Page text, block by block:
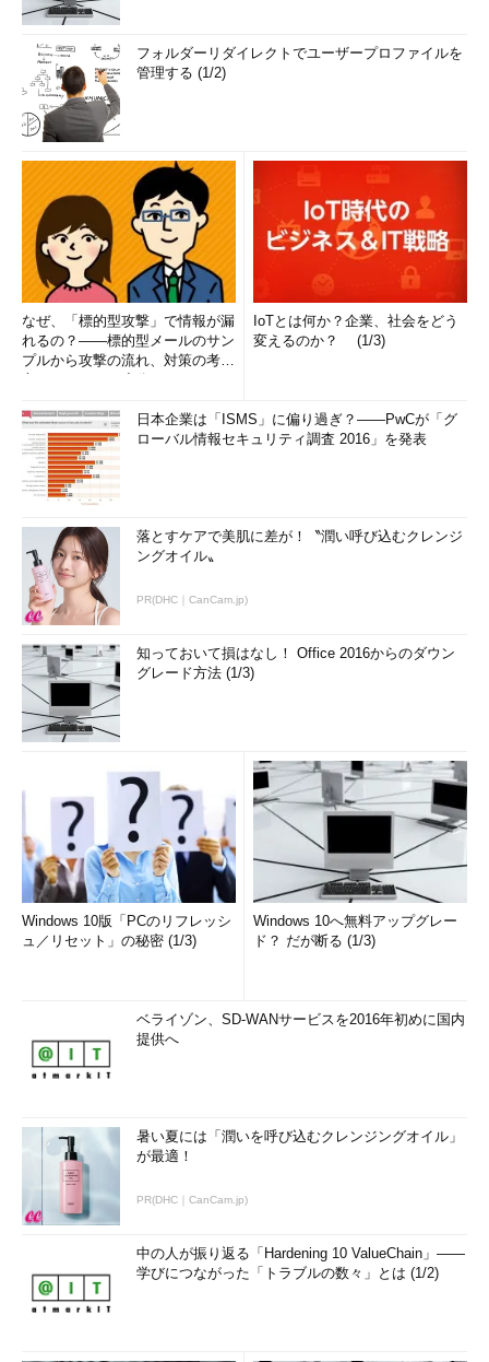
フォルダーリダイレクトでユーザープロファイルを
管理する (1/2)
なぜ、「標的型攻撃」で情報が漏
れるの？――標的型メールのサン
プルから攻撃の流れ、対策の考え
IoTとは何か？企業、社会をどう
変えるのか？ (1/3)
日本企業は「ISMS」に偏り過ぎ？――PwCが「グ
ローバル情報セキュリティ調査 2016」を発表
落とすケアで美肌に差が！〝潤い呼び込むクレンジ
ングオイル〟
PR(DHC｜CanCam.jp)
知っておいて損はなし！ Office 2016からのダウン
グレード方法 (1/3)
Windows 10版「PCのリフレッシ
ュ／リセット」の秘密 (1/3)
Windows 10へ無料アップグレー
ド？ だが断る (1/3)
ベライゾン、SD-WANサービスを2016年初めに国内
提供へ
暑い夏には「潤いを呼び込むクレンジングオイル」
が最適！
PR(DHC｜CanCam.jp)
中の人が振り返る「Hardening 10 ValueChain」――
学びにつながった「トラブルの数々」とは (1/2)